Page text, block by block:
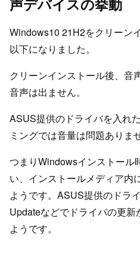
Windows10 21H2をクリーン
以下になりました。
クリーンインストール後、音
音声は出ません。
ASUS提供のドライバを入れ
ミングでは音量は問題ありま
つまりWindowsインストール
い、インストールメディア内
ようです。ASUS提供のドラ
Updateなどでドライバの更
ようです。